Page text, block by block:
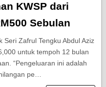
KWSP dari
Sebulan
Seri Zafrul Tengku Abdul Aziz
untuk tempoh 12 bulan
“Pengeluaran ini adalah
pe…